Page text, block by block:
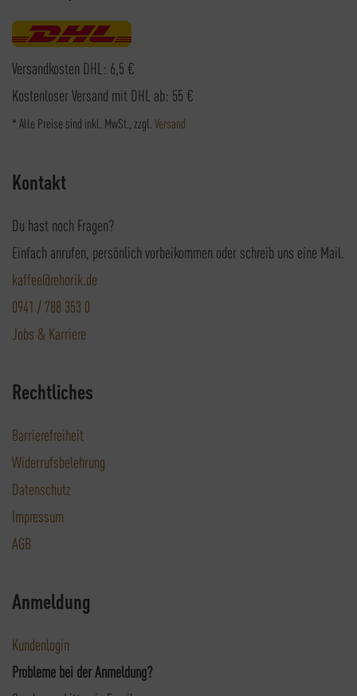
Versandkosten DHL: 6,5 €
Kostenloser Versand mit DHL ab: 55 €
* Alle Preise sind inkl. MwSt., zzgl. Versand
Kontakt
Du hast noch Fragen?
Einfach anrufen, persönlich vorbeikommen oder schreib uns eine Mail.
kaffee@rehorik.de
0941 / 788 353 0
Jobs & Karriere
Rechtliches
Barrierefreiheit
Widerrufsbelehrung
Datenschutz
Impressum
AGB
Anmeldung
Kundenlogin
Probleme bei der Anmeldung?